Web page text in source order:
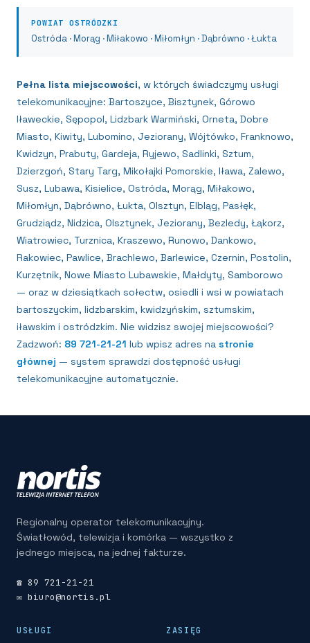
POWIAT OSTRÓDZKI
Ostróda · Morąg · Miłakowo · Miłomłyn · Dąbrówno · Łukta
Pełna lista miejscowości, w których świadczymy usługi
telekomunikacyjne: Bartoszyce, Bisztynek, Górowo
Iławeckie, Sępopol, Lidzbark Warmiński, Orneta, Dobre
Miasto, Kiwity, Lubomino, Jeziorany, Wójtówko, Franknowo,
Kwidzyn, Prabuty, Gardeja, Ryjewo, Sadlinki, Sztum,
Dzierzgoń, Stary Targ, Mikołajki Pomorskie, Iława, Zalewo,
Susz, Lubawa, Kisielice, Ostróda, Morąg, Miłakowo,
Miłomłyn, Dąbrówno, Łukta, Olsztyn, Elbląg, Pasłęk,
Grudziądz, Nidzica, Olsztynek, Jeziorany, Bezledy, Łąkorz,
Wiatrowiec, Turznica, Kraszewo, Runowo, Dankowo,
Rakowiec, Pawlice, Brachlewo, Barlewice, Czernin, Postolin,
Kurzętnik, Nowe Miasto Lubawskie, Małdyty, Samborowo
— oraz w dziesiątkach sołectw, osiedli i wsi w powiatach
bartoszyckim, lidzbarskim, kwidzyńskim, sztumskim,
iławskim i ostródzkim. Nie widzisz swojej miejscowości?
Zadzwoń: 89 721-21-21 lub wpisz adres na stronie
głównej — system sprawdzi dostępność usługi
telekomunikacyjne automatycznie.
Regionalny operator telekomunikacyjny.
Światłowód, telewizja i komórka — wszystko z
jednego miejsca, na jednej fakturze.
☎ 89 721-21-21
✉ biuro@nortis.pl
USŁUGI ZASIĘG